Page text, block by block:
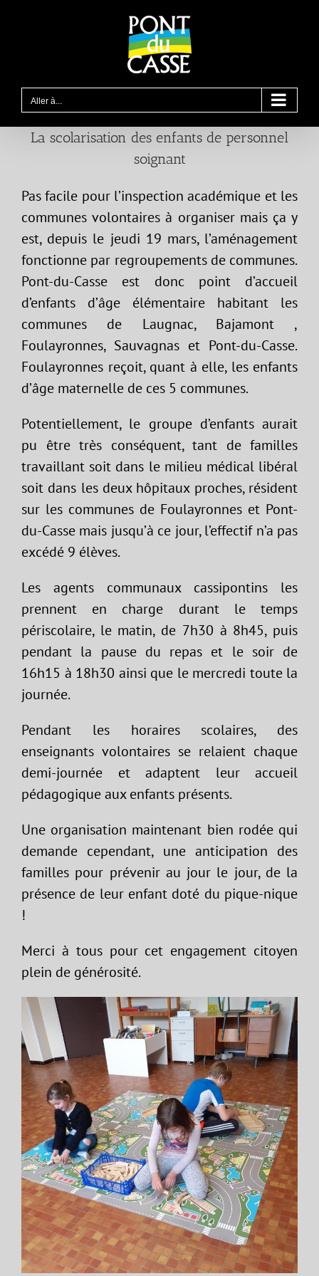
Aller à...
La scolarisation des enfants de personnel
soignant
Pas facile pour l’inspection académique et les
communes volontaires à organiser mais ça y
est, depuis le jeudi 19 mars, l’aménagement
fonctionne par regroupements de communes.
Pont-du-Casse est donc point d’accueil
d’enfants d’âge élémentaire habitant les
communes de Laugnac, Bajamont ,
Foulayronnes, Sauvagnas et Pont-du-Casse.
Foulayronnes reçoit, quant à elle, les enfants
d’âge maternelle de ces 5 communes.
Potentiellement, le groupe d’enfants aurait
pu être très conséquent, tant de familles
travaillant soit dans le milieu médical libéral
soit dans les deux hôpitaux proches, résident
sur les communes de Foulayronnes et Pont-
du-Casse mais jusqu’à ce jour, l’effectif n’a pas
excédé 9 élèves.
Les agents communaux cassipontins les
prennent en charge durant le temps
périscolaire, le matin, de 7h30 à 8h45, puis
pendant la pause du repas et le soir de
16h15 à 18h30 ainsi que le mercredi toute la
journée.
Pendant les horaires scolaires, des
enseignants volontaires se relaient chaque
demi-journée et adaptent leur accueil
pédagogique aux enfants présents.
Une organisation maintenant bien rodée qui
demande cependant, une anticipation des
familles pour prévenir au jour le jour, de la
présence de leur enfant doté du pique-nique
!
Merci à tous pour cet engagement citoyen
plein de générosité.